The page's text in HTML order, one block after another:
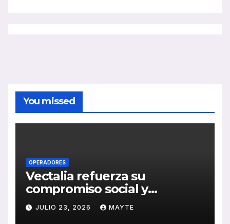
You missed
OPERADORES
Vectalia refuerza su
compromiso social y
medioambiental con la
publicación de su Memoria
JULIO 23, 2026 MAYTE